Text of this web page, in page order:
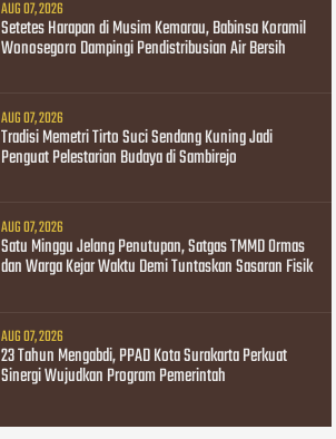
AUG 07, 2026
Setetes Harapan di Musim Kemarau, Babinsa Koramil
Wonosegoro Dampingi Pendistribusian Air Bersih
AUG 07, 2026
Tradisi Memetri Tirto Suci Sendang Kuning Jadi
Penguat Pelestarian Budaya di Sambirejo
AUG 07, 2026
Satu Minggu Jelang Penutupan, Satgas TMMD Ormas
dan Warga Kejar Waktu Demi Tuntaskan Sasaran Fisik
AUG 07, 2026
23 Tahun Mengabdi, PPAD Kota Surakarta Perkuat
Sinergi Wujudkan Program Pemerintah